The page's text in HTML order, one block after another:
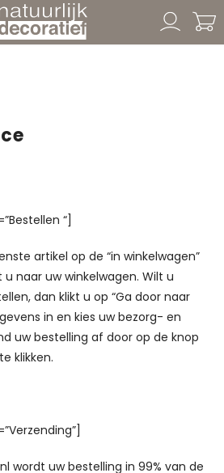
“]
artikel op de “in winkelwagen”
naar uw winkelwagen. Wilt u
dan klikt u op “Ga door naar
in en kies uw bezorg- en
uw bestelling af door op de knop
klikken.
wordt uw bestelling in 99% van de